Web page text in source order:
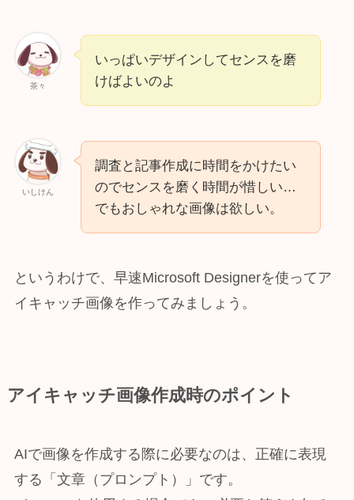
茶々
いっぱいデザインしてセンスを磨
けばよいのよ
いしけん
調査と記事作成に時間をかけたい
のでセンスを磨く時間が惜しい…
でもおしゃれな画像は欲しい。
というわけで、早速Microsoft Designerを使ってア
イキャッチ画像を作ってみましょう。
アイキャッチ画像作成時のポイント
AIで画像を作成する際に必要なのは、正確に表現
する「文章（プロンプト）」です。